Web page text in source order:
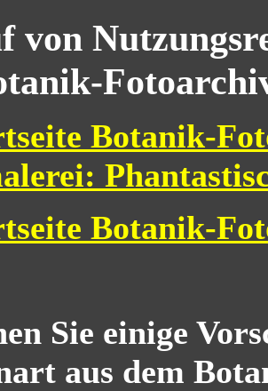
von
Botanik-
Botanik-
Sie einige
aus dem